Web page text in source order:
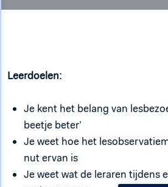
Leerdoelen:
Je kent het belang van
beetje beter’
Je weet hoe het
nut ervan is
Je weet wat de leraren tijdens